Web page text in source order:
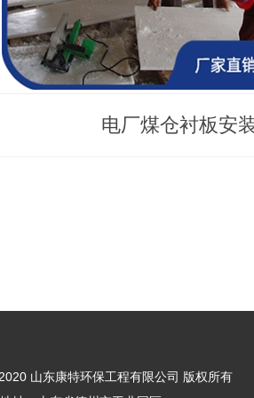
电厂煤仓衬板安
山东康特环保工程有限公司 版权所有